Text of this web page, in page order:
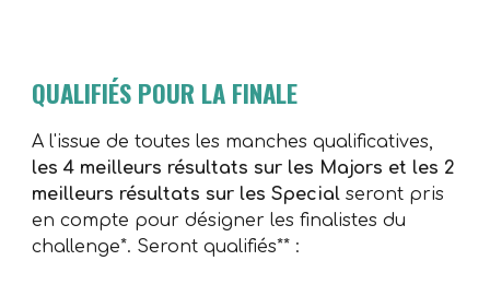
QUALIFIÉS POUR LA FINALE
A l'issue de toutes les manches qualificatives,
les 4 meilleurs résultats sur les Majors et les 2
meilleurs résultats sur les Special seront pris
en compte pour désigner les finalistes du
challenge*. Seront qualifiés** :